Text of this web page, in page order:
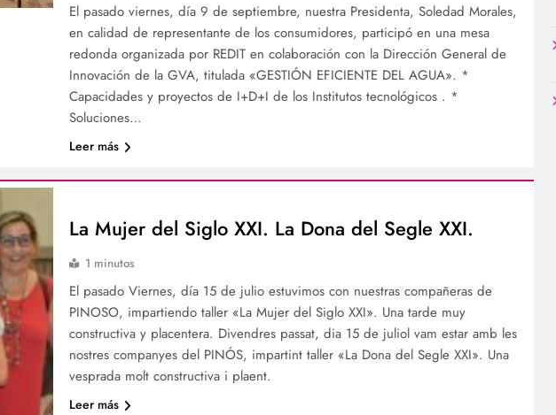
El pasado viernes, día 9 de septiembre, nuestra Presidenta, Soledad Morales,
en calidad de representante de los consumidores, participó en una mesa
redonda organizada por REDIT en colaboración con la Dirección General de
Innovación de la GVA, titulada «GESTIÓN EFICIENTE DEL AGUA». *
Capacidades y proyectos de I+D+I de los Institutos tecnológicos . *
Soluciones…
Leer más
La Mujer del Siglo XXI. La Dona del Segle XXI.
1 minutos
El pasado Viernes, día 15 de julio estuvimos con nuestras compañeras de
PINOSO, impartiendo taller «La Mujer del Siglo XXI». Una tarde muy
constructiva y placentera. Divendres passat, dia 15 de juliol vam estar amb les
nostres companyes del PINÓS, impartint taller «La Dona del Segle XXI». Una
vesprada molt constructiva i plaent.
Leer más